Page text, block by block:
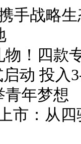
手战略
！四款
动 投入
年梦想
市：从